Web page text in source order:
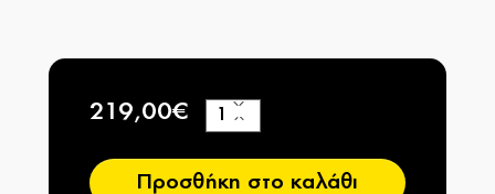
219,00€
−
+
Προσθήκη στο καλάθι